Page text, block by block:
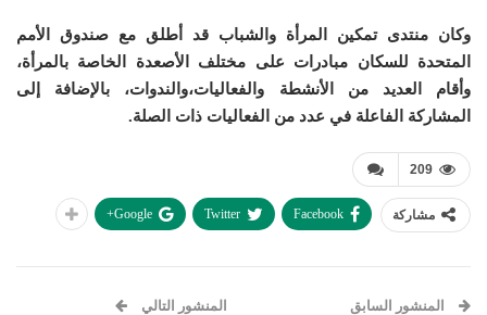
وكان منتدى تمكين المرأة والشباب قد أطلق مع صندوق الأمم
المتحدة للسكان مبادرات على مختلف الأصعدة الخاصة بالمرأة،
وأقام العديد من الأنشطة والفعاليات،والندوات، بالإضافة إلى
المشاركة الفاعلة في عدد من الفعاليات ذات الصلة.
209
مشاركة Facebook
Twitter
Google+
المنشور السابق المنشور التالي